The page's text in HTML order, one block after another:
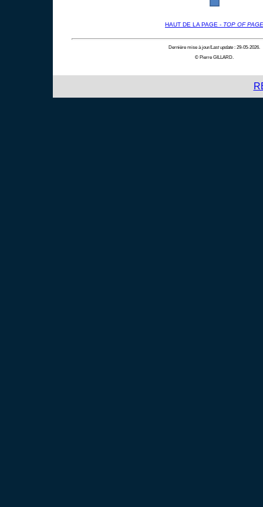
HAUT DE LA PAGE - TOP OF PAGE
Dernière mise à jour/Last update: 29-05-2026.
© Pierre GILLARD.